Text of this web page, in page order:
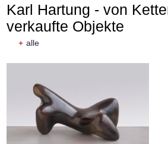
Karl Hartung - von
verkaufte Objekte
+ alle